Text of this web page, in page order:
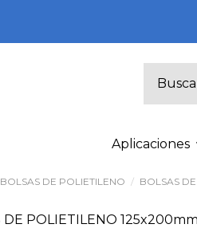
Aplicaciones
BOLSAS DE POLIETILENO BOLSAS